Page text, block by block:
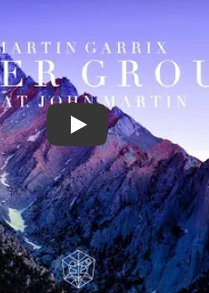
Lire la vidéo YouTube